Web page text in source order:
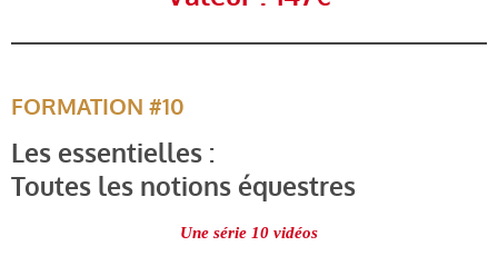
FORMATION #10
Les essentielles :
Toutes les notions équestres
Une série 10 vidéos